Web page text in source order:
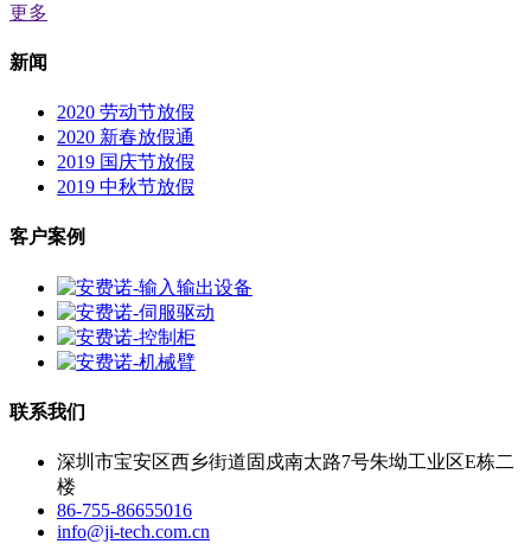
更多
新闻
2020 劳动节放假
2020 新春放假通
2019 国庆节放假
2019 中秋节放假
客户案例
联系我们
深圳市宝安区西乡街道固戍南太路7号朱坳工业区E栋二
楼
86-755-86655016
info@ji-tech.com.cn